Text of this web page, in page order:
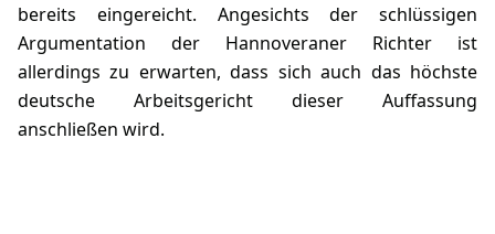
bereits eingereicht. Angesichts der schlüssigen
Argumentation der Hannoveraner Richter ist
allerdings zu erwarten, dass sich auch das höchste
deutsche Arbeitsgericht dieser Auffassung
anschließen wird.